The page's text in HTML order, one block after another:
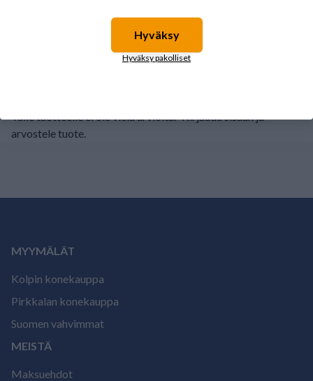
Tälle tuotteelle ei ole vielä arvioita. Kirjaudu sisään ja
arvostele tuote.
MYYMÄLÄT
Kolpin konekauppa
Pirkkalan konekauppa
Suomen vahvimmat
MEISTÄ
Maksuehdot
Hyväksy
Hyväksy pakolliset